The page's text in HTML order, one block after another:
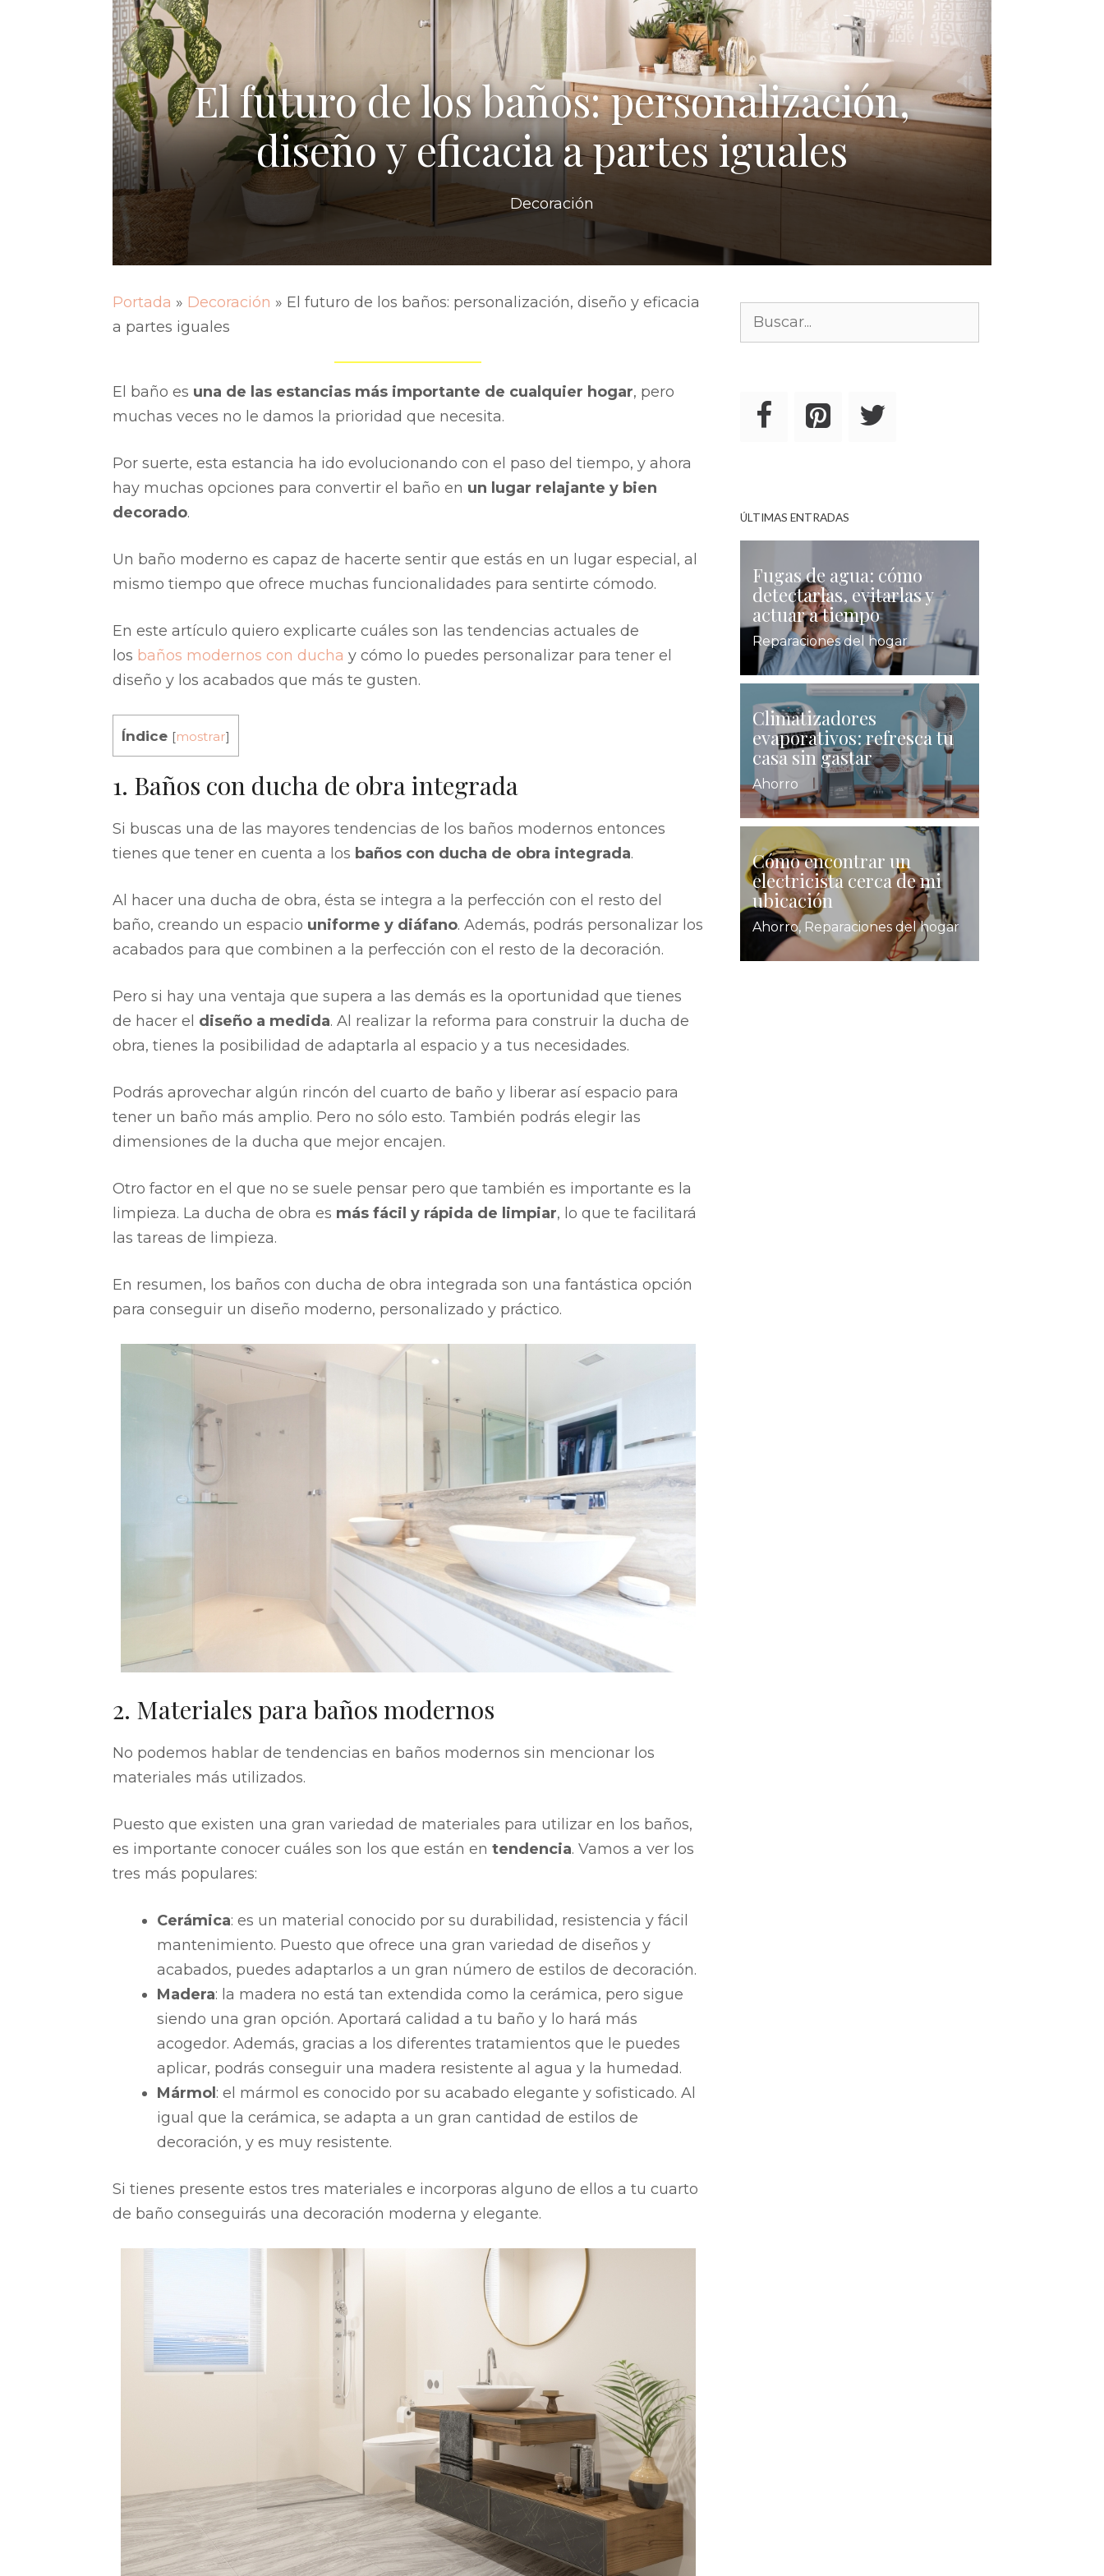
El futuro de los baños: personalización,
diseño y eficacia a partes iguales
Decoración
Portada » Decoración » El futuro de los baños: personalización, diseño y eficacia
a partes iguales
El baño es una de las estancias más importante de cualquier hogar, pero
muchas veces no le damos la prioridad que necesita.
Por suerte, esta estancia ha ido evolucionando con el paso del tiempo, y ahora
hay muchas opciones para convertir el baño en un lugar relajante y bien
decorado.
Un baño moderno es capaz de hacerte sentir que estás en un lugar especial, al
mismo tiempo que ofrece muchas funcionalidades para sentirte cómodo.
En este artículo quiero explicarte cuáles son las tendencias actuales de
los baños modernos con ducha y cómo lo puedes personalizar para tener el
diseño y los acabados que más te gusten.
Índice [mostrar]
1. Baños con ducha de obra integrada
Si buscas una de las mayores tendencias de los baños modernos entonces
tienes que tener en cuenta a los baños con ducha de obra integrada.
Al hacer una ducha de obra, ésta se integra a la perfección con el resto del
baño, creando un espacio uniforme y diáfano. Además, podrás personalizar los
acabados para que combinen a la perfección con el resto de la decoración.
Pero si hay una ventaja que supera a las demás es la oportunidad que tienes
de hacer el diseño a medida. Al realizar la reforma para construir la ducha de
obra, tienes la posibilidad de adaptarla al espacio y a tus necesidades.
Podrás aprovechar algún rincón del cuarto de baño y liberar así espacio para
tener un baño más amplio. Pero no sólo esto. También podrás elegir las
dimensiones de la ducha que mejor encajen.
Otro factor en el que no se suele pensar pero que también es importante es la
limpieza. La ducha de obra es más fácil y rápida de limpiar, lo que te facilitará
las tareas de limpieza.
En resumen, los baños con ducha de obra integrada son una fantástica opción
para conseguir un diseño moderno, personalizado y práctico.
2. Materiales para baños modernos
No podemos hablar de tendencias en baños modernos sin mencionar los
materiales más utilizados.
Puesto que existen una gran variedad de materiales para utilizar en los baños,
es importante conocer cuáles son los que están en tendencia. Vamos a ver los
tres más populares:
Cerámica: es un material conocido por su durabilidad, resistencia y fácil
mantenimiento. Puesto que ofrece una gran variedad de diseños y
acabados, puedes adaptarlos a un gran número de estilos de decoración.
Madera: la madera no está tan extendida como la cerámica, pero sigue
siendo una gran opción. Aportará calidad a tu baño y lo hará más
acogedor. Además, gracias a los diferentes tratamientos que le puedes
aplicar, podrás conseguir una madera resistente al agua y la humedad.
Mármol : el mármol es conocido por su acabado elegante y sofisticado. Al
igual que la cerámica, se adapta a un gran cantidad de estilos de
decoración, y es muy resistente.
Si tienes presente estos tres materiales e incorporas alguno de ellos a tu cuarto
de baño conseguirás una decoración moderna y elegante.
Buscar:
ÚLTIMAS ENTRADAS
Fugas de agua: cómo
detectarlas, evitarlas y
actuar a tiempo
Reparaciones del hogar
Climatizadores
evaporativos: refresca tu
casa sin gastar
Ahorro
Cómo encontrar un
electricista cerca de mi
ubicación
Ahorro, Reparaciones del hogar